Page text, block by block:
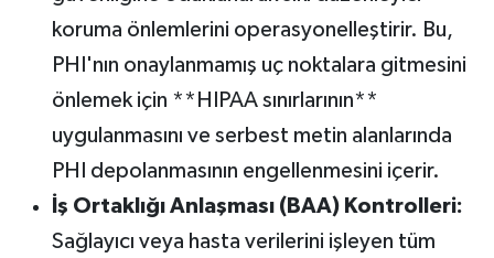
koruma önlemlerini operasyonelleştirir. Bu,
PHI'nın onaylanmamış uç noktalara gitmesini
önlemek için **HIPAA sınırlarının**
uygulanmasını ve serbest metin alanlarında
PHI depolanmasının engellenmesini içerir.
İş Ortaklığı Anlaşması (BAA) Kontrolleri:
Sağlayıcı veya hasta verilerini işleyen tüm